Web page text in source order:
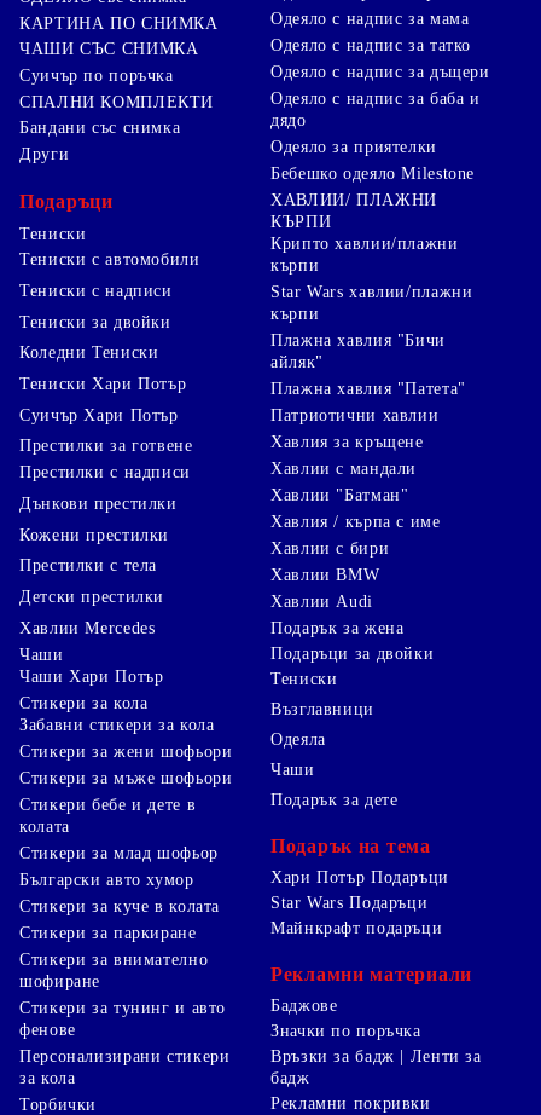
КАРТИНА ПО СНИМКА
ЧАШИ СЪС СНИМКА
Суичър по поръчка
СПАЛНИ КОМПЛЕКТИ
Бандани със снимка
Други
Подаръци
Тениски
Тениски с автомобили
Тениски с надписи
Тениски за двойки
Коледни Тениски
Тениски Хари Потър
Суичър Хари Потър
Престилки за готвене
Престилки с надписи
Дънкови престилки
Кожени престилки
Престилки с тела
Детски престилки
Одеяло с надпис за мама
Одеяло с надпис за татко
Одеяло с надпис за дъщери
Одеяло с надпис за баба и
дядо
Одеяло за приятелки
Бебешко одеяло Milestone
ХАВЛИИ/ ПЛАЖНИ
КЪРПИ
Крипто хавлии/плажни
кърпи
Star Wars хавлии/плажни
кърпи
Плажна хавлия "Бичи
айляк"
Плажна хавлия "Патета"
Патриотични хавлии
Хавлия за кръщене
Хавлии с мандали
Хавлии "Батман"
Хавлия / кърпа с име
Хавлии с бири
Хавлии BMW
Хавлии Audi
Хавлии Mercedes
Чаши
Чаши Хари Потър
Стикери за кола
Забавни стикери за кола
Стикери за жени шофьори
Стикери за мъже шофьори
Стикери бебе и дете в
колата
Стикери за млад шофьор
Български авто хумор
Стикери за куче в колата
Стикери за паркиране
Стикери за внимателно
шофиране
Стикери за тунинг и авто
фенове
Персонализирани стикери
за кола
Торбички
Подарък за жена
Подаръци за двойки
Тениски
Възглавници
Одеяла
Чаши
Подарък за дете
Подарък на тема
Хари Потър Подаръци
Star Wars Подаръци
Майнкрафт подаръци
Рекламни материали
Баджове
Значки по поръчка
Връзки за бадж | Ленти за
бадж
Рекламни покривки